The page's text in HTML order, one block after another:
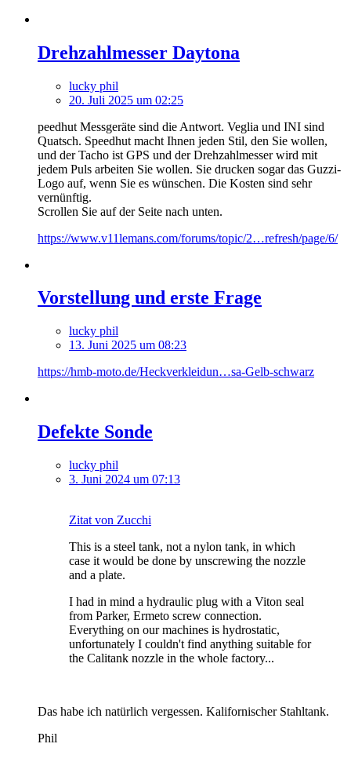
Drehzahlmesser Daytona
lucky phil
20. Juli 2025 um 02:25
peedhut Messgeräte sind die Antwort. Veglia und INI sind
Quatsch. Speedhut macht Ihnen jeden Stil, den Sie wollen,
und der Tacho ist GPS und der Drehzahlmesser wird mit
jedem Puls arbeiten Sie wollen. Sie drucken sogar das Guzzi-
Logo auf, wenn Sie es wünschen. Die Kosten sind sehr
vernünftig.
Scrollen Sie auf der Seite nach unten.
https://www.v11lemans.com/forums/topic/2…refresh/page/6/
Vorstellung und erste Frage
lucky phil
13. Juni 2025 um 08:23
https://hmb-moto.de/Heckverkleidun…sa-Gelb-schwarz
Defekte Sonde
lucky phil
3. Juni 2024 um 07:13
Zitat von Zucchi
This is a steel tank, not a nylon tank, in which
case it would be done by unscrewing the nozzle
and a plate.
I had in mind a hydraulic plug with a Viton seal
from Parker, Ermeto screw connection.
Everything on our machines is hydrostatic,
unfortunately I couldn't find anything suitable for
the Calitank nozzle in the whole factory...
Das habe ich natürlich vergessen. Kalifornischer Stahltank.
Phil